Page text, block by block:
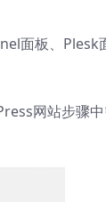
面板、Plesk
网站步骤